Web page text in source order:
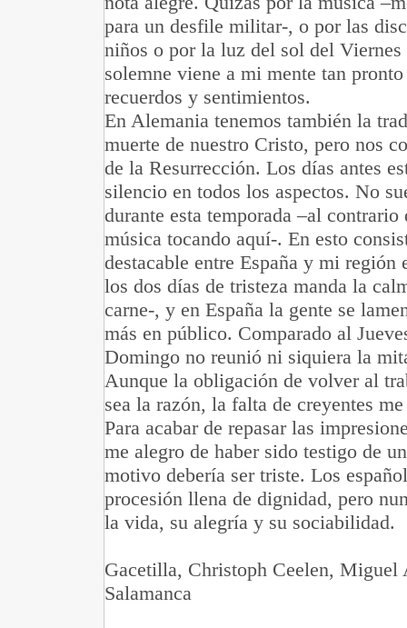
para un desfile militar-, o por las
niños o por la luz del sol del
solemne viene a mi mente tan
recuerdos y sentimientos.
En Alemania tenemos también la
muerte de nuestro Cristo, pero nos
de la Resurrección. Los días antes
silencio en todos los aspectos. No
durante esta temporada –al contrario
música tocando aquí-. En esto
destacable entre España y mi región
los dos días de tristeza manda la
carne-, y en España la gente se
más en público. Comparado al
Domingo no reunió ni siquiera la
Aunque la obligación de volver al
sea la razón, la falta de creyentes
Para acabar de repasar las
me alegro de haber sido testigo de
motivo debería ser triste. Los
procesión llena de dignidad, pero
la vida, su alegría y su sociabilidad.
Gacetilla, Christoph Ceelen,
Salamanca